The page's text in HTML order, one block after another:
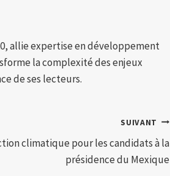
allie expertise en développement
la complexité des enjeux
de ses lecteurs.
SUIVANT
climatique pour les candidats à la
présidence du Mexique